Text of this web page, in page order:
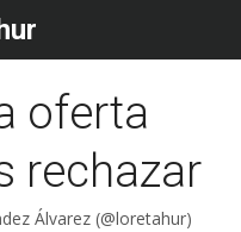
oferta
rechazar
Álvarez (@loretahur)